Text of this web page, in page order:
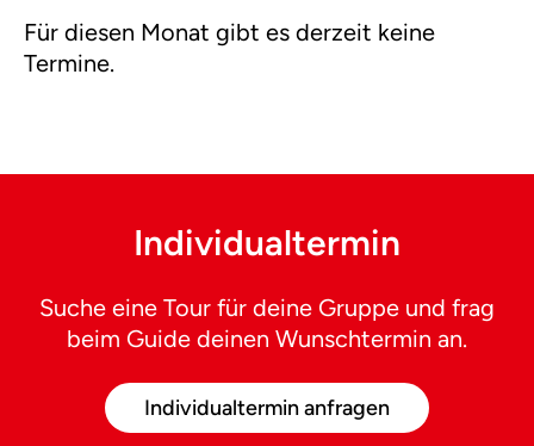
Für diesen Monat gibt es derzeit keine
Termine.
Individualtermin
Suche eine Tour für deine Gruppe und frag
beim Guide deinen Wunschtermin an.
Individualtermin anfragen